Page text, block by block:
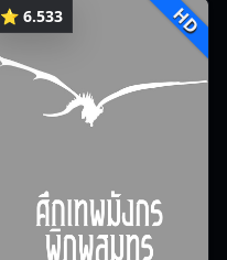
⭐ 6.533 HD